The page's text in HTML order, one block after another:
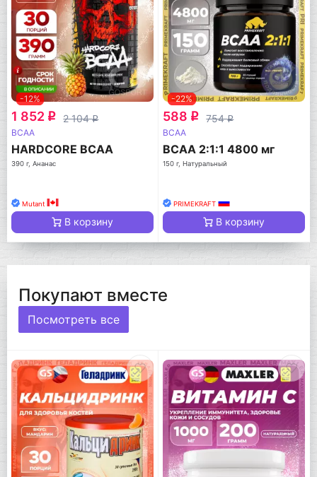
-12%
1 852 q 2 104q
BCAA
HARDCORE BCAA
390 г, Ананас
Mutant
В корзину
-22%
588 q 754q
BCAA
BCAA 2:1:1 4800 мг
150 г, Натуральный
PRIMEKRAFT
В корзину
Покупают вместе
Посмотреть все